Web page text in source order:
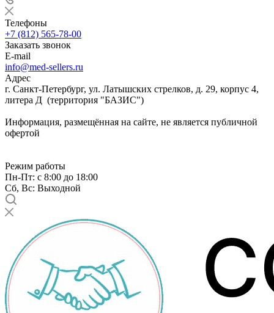
Телефоны
+7 (812) 565-78-00
Заказать звонок
E-mail
info@med-sellers.ru
Адрес
г. Санкт-Петербург, ул. Латышских стрелков, д. 29, корпус 4,
литера Д (территория "БАЗИС")
Информация, размещённая на сайте, не является публичной
офертой
Режим работы
Пн-Пт: с 8:00 до 18:00
Сб, Вс: Выходной